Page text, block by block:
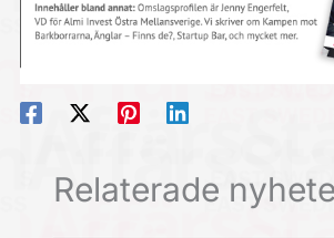
Relaterade